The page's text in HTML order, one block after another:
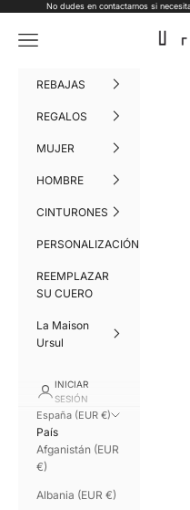
Ir al contenidoNo dudes en contactarnos si
Ursul
Menú
REBAJAS
REGALOS
MUJER
HOMBRE
CINTURONES
PERSONALIZACIÓN
REEMPLAZAR
SU CUERO
La Maison
Ursul
INICIAR
SESIÓN
España (EUR €)
País
Afganistán (EUR
€)
Albania (EUR €)